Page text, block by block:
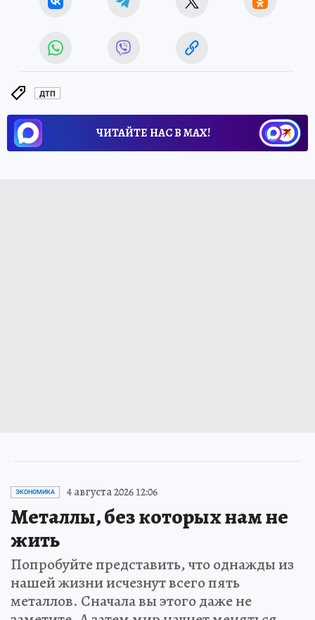
ДТП
ЧИТАЙТЕ НАС В МАХ!
ЭКОНОМИКА 4 августа 2026 12:06
Металлы, без которых нам не
жить
Попробуйте представить, что однажды из
нашей жизни исчезнут всего пять
металлов. Сначала вы этого даже не